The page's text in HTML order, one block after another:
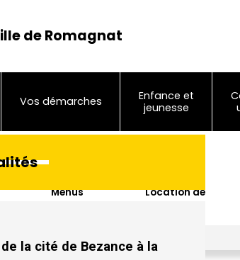
de Romagnat
Vos démarches
Enfance et
jeunesse
Menus
Location de
la cité de Bezance à la